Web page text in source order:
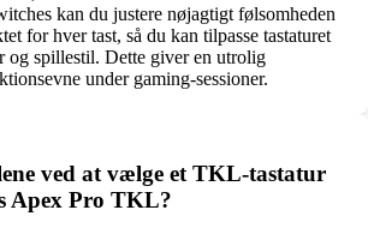
kan du justere nøjagtigt følsomheden
for hver tast, så du kan tilpasse tastaturet
og spillestil. Dette giver en utrolig
under gaming-sessioner.
ved at vælge et TKL-tastatur
Apex Pro TKL?